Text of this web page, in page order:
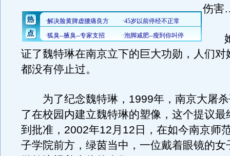
伤
她
证了魏特琳在南京立下的巨大功勋，人们对
都没有停止过。
为了纪念魏特琳，1999年，南京大屠杀
了在校园内建立魏特琳的塑像，这个提议
到批准，2002年12月12日，在如今南京师
子学院前方，绿茵当中，一位戴着眼镜的女